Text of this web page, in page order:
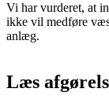
Vi har vurderet, at
ikke vil medføre
anlæg.
Læs